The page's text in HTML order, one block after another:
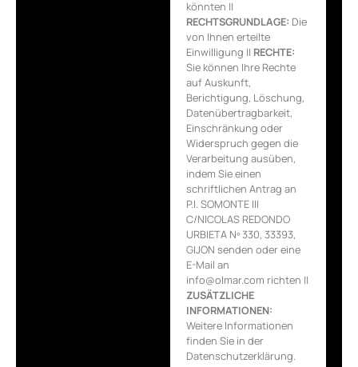
könnten ||
RECHTSGRUNDLAGE: Die
von Ihnen erteilte
Einwilligung || RECHTE:
Sie können Ihre Rechte
auf Auskunft,
Berichtigung, Löschung,
Datenübertragbarkeit,
Einschränkung oder
Widerspruch gegen die
Verarbeitung ausüben,
indem Sie einen
schriftlichen Antrag an
P.I. SOMONTE III
C/NICOLAS REDONDO
URBIETA Nº 330, 33393,
GIJON senden oder eine
E-Mail an
info@olmar.com richten ||
ZUSÄTZLICHE
INFORMATIONEN:
Weitere Informationen
finden Sie in der
Datenschutzerklärung.